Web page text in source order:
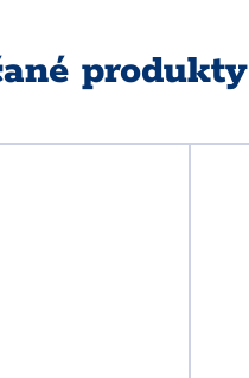
produkty